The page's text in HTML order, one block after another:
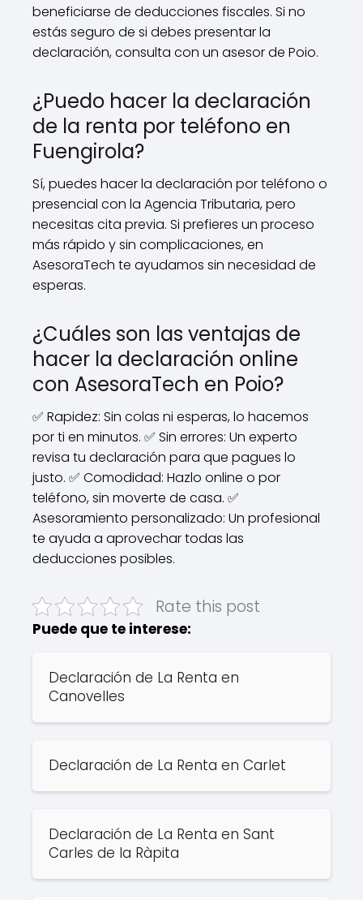
beneficiarse de deducciones fiscales. Si no
estás seguro de si debes presentar la
declaración, consulta con un asesor de Poio.
¿Puedo hacer la declaración
de la renta por teléfono en
Fuengirola?
Sí, puedes hacer la declaración por teléfono o
presencial con la Agencia Tributaria, pero
necesitas cita previa. Si prefieres un proceso
más rápido y sin complicaciones, en
AsesoraTech te ayudamos sin necesidad de
esperas.
¿Cuáles son las ventajas de
hacer la declaración online
con AsesoraTech en Poio?
✅ Rapidez: Sin colas ni esperas, lo hacemos
por ti en minutos. ✅ Sin errores: Un experto
revisa tu declaración para que pagues lo
justo. ✅ Comodidad: Hazlo online o por
teléfono, sin moverte de casa. ✅
Asesoramiento personalizado: Un profesional
te ayuda a aprovechar todas las
deducciones posibles.
Rate this post
Puede que te interese:
Declaración de La Renta en
Canovelles
Declaración de La Renta en Carlet
Declaración de La Renta en Sant
Carles de la Ràpita